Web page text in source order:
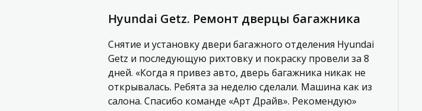
Hyundai Getz. Ремонт дверцы багажника
Снятие и установку двери багажного отделения Hyundai
Getz и последующую рихтовку и покраску провели за 8
дней. «Когда я привез авто, дверь багажника никак не
открывалась. Ребята за неделю сделали. Машина как из
салона. Спасибо команде «Арт Драйв». Рекомендую»